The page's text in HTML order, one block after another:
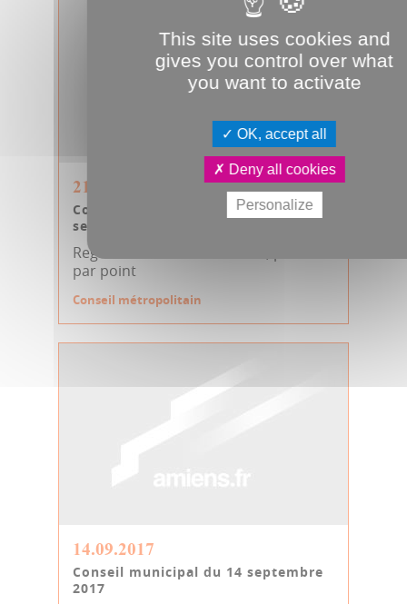
21.09.2017
Conseil métropolitain du 21
septembre 2017
Regarder la vidéo du conseil, point
par point
Conseil métropolitain
14.09.2017
Conseil municipal du 14 septembre
2017
This site uses cookies and
gives you control over what
you want to activate
OK, accept all
Deny all cookies
Personalize